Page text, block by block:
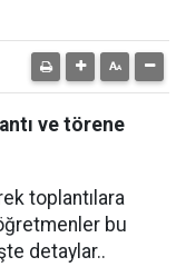
ve törene
toplantılara
bu
detaylar..